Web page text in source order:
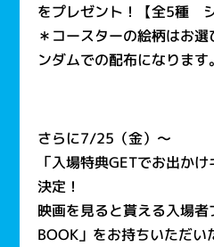
をプレゼント！【全5種
＊コースターの絵柄はお
ンダムでの配布になります。
さらに7/25（金）～
「入場特典GETでお出か
決定！
映画を見ると貰える入場
BOOK」をお持ちいただい